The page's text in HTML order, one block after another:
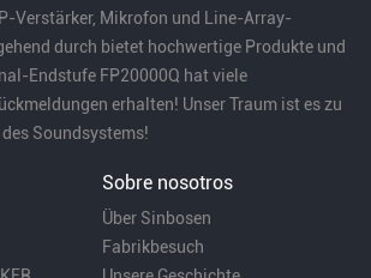
Verstärker, Mikrofon und Line-Array-
durch bietet hochwertige Produkte und
Endstufe FP20000Q hat viele
erhalten! Unser Traum ist es zu
des Soundsystems!
Sobre nosotros
Über Sinbosen
Fabrikbesuch